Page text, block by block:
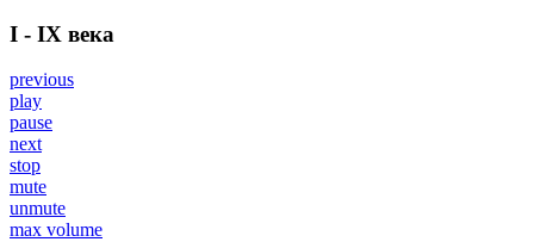
I - IX века
previous
play
pause
next
stop
mute
unmute
max volume